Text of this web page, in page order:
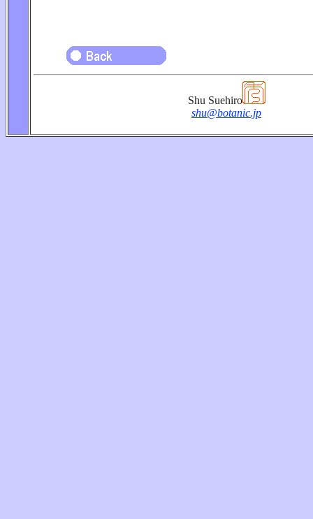
Shu Suehiro
shu@botanic.jp